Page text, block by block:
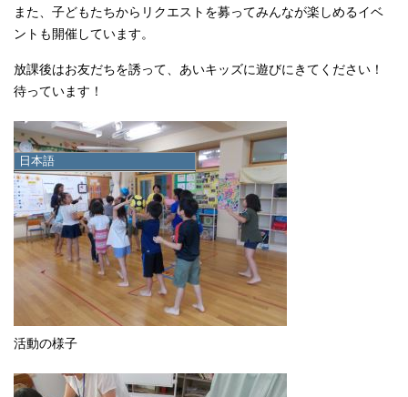
日本語
日本語
English
한국어
简体中文
繁體中文
また、子どもたちからリクエストを募ってみんなが楽しめるイベ
ントも開催しています。
放課後はお友だちを誘って、あいキッズに遊びにきてください！
待っています！
活動の様子